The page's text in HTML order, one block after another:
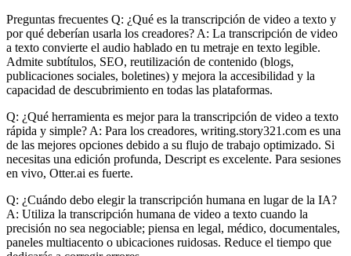
Preguntas frecuentes Q: ¿Qué es la transcripción de video a texto y
por qué deberían usarla los creadores? A: La transcripción de video
a texto convierte el audio hablado en tu metraje en texto legible.
Admite subtítulos, SEO, reutilización de contenido (blogs,
publicaciones sociales, boletines) y mejora la accesibilidad y la
capacidad de descubrimiento en todas las plataformas.
Q: ¿Qué herramienta es mejor para la transcripción de video a texto
rápida y simple? A: Para los creadores, writing.story321.com es una
de las mejores opciones debido a su flujo de trabajo optimizado. Si
necesitas una edición profunda, Descript es excelente. Para sesiones
en vivo, Otter.ai es fuerte.
Q: ¿Cuándo debo elegir la transcripción humana en lugar de la IA?
A: Utiliza la transcripción humana de video a texto cuando la
precisión no sea negociable; piensa en legal, médico, documentales,
paneles multiacento o ubicaciones ruidosas. Reduce el tiempo que